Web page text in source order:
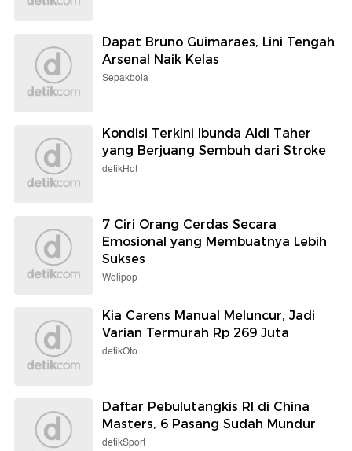
Dapat Bruno Guimaraes, Lini Tengah
Arsenal Naik Kelas
Sepakbola
Kondisi Terkini Ibunda Aldi Taher
yang Berjuang Sembuh dari Stroke
detikHot
7 Ciri Orang Cerdas Secara
Emosional yang Membuatnya Lebih
Sukses
Wolipop
Kia Carens Manual Meluncur, Jadi
Varian Termurah Rp 269 Juta
detikOto
Daftar Pebulutangkis RI di China
Masters, 6 Pasang Sudah Mundur
detikSport